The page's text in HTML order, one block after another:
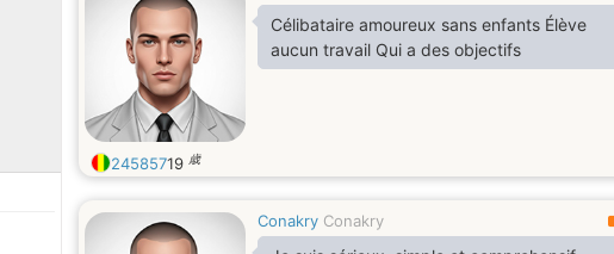
Célibataire amoureux sans enfants Élève
aucun travail Qui a des objectifs
24585719 歳
Conakry Conakry